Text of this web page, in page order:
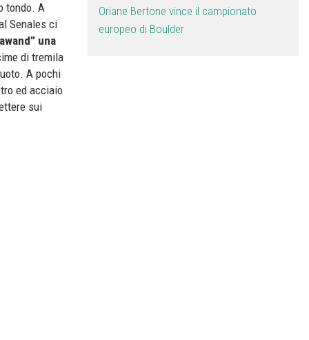
tondo. A
Senales ci
una
di tremila
A pochi
ed acciaio
sui
Oriane Bertone vince il campionato
europeo di Boulder